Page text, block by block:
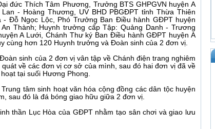
đức Thích Tâm Phương, Trưởng BTS GHPGVN huyện A
- Hoàng Thương, UV BHD PBGĐPT tỉnh Thừa Thiên
Đỗ Ngọc Lộc, Phó Trưởng Ban Điều hành GĐPT huyện
Thành; Huynh trưởng cấp Tập: Quảng Danh - Trương
A Lưới, Chánh Thư ký Ban Điều hành GĐPT huyện A
cùng hơn 120 Huynh trưởng và Đoàn sinh của 2 đơn vị.
sinh của 2 đơn vị vân tập về Chánh điện trang nghiêm
về các đơn vị cơ sở của mình, sau đó hai đơn vị đã về
tại suối Hương Phong.
tâm sinh hoạt văn hóa cộng đồng các dân tộc huyện
sau đó là đá bóng giao hữu giữa 2 đơn vị.
thần Lục Hòa của GĐPT nhằm tạo sân chơi và giao lưu